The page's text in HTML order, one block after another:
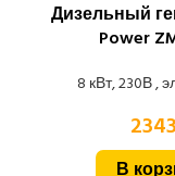
Дизельный
Power
8 кВт, 230В ,